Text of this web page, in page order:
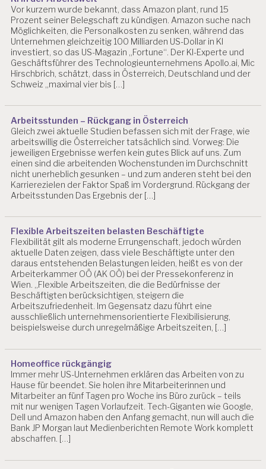
A
R
B
EI
T
S
W
IS
E
N
S
C
H
A
F
T
S
C
H
G
A
S
C
H
G
N
V
E
L
L
E
2
0
1
2
0
Vor kurzem wurde bekannt, dass Amazon plant, rund 15
Prozent seiner Belegschaft zu kündigen. Amazon suche nach
Möglichkeiten, die Personalkosten zu senken, während das
Unternehmen gleichzeitig 100 Milliarden US-Dollar in KI
investiert, so das US-Magazin „Fortune“. Der KI-Experte und
Geschäftsführer des Technologieunternehmens Apollo.ai, Mic
Hirschbrich, schätzt, dass in Österreich, Deutschland und der
Schweiz „maximal vier bis […]
Arbeitsstunden – Rückgang in Österreich
Gleich zwei aktuelle Studien befassen sich mit der Frage, wie
arbeitswillig die Österreicher tatsächlich sind. Vorweg: Die
jeweiligen Ergebnisse werfen kein gutes Blick auf uns. Zum
einen sind die arbeitenden Wochenstunden im Durchschnitt
nicht unerheblich gesunken – und zum anderen steht bei den
Karrierezielen der Faktor Spaß im Vordergrund. Rückgang der
Arbeitsstunden Das Ergebnis der […]
Flexible Arbeitszeiten belasten Beschäftigte
Flexibilität gilt als moderne Errungenschaft, jedoch würden
aktuelle Daten zeigen, dass viele Beschäftigte unter den
daraus entstehenden Belastungen leiden, heißt es von der
Arbeiterkammer OÖ (AK OÖ) bei der Pressekonferenz in
Wien. „Flexible Arbeitszeiten, die die Bedürfnisse der
Beschäftigten berücksichtigen, steigern die
Arbeitszufriedenheit. Im Gegensatz dazu führt eine
ausschließlich unternehmensorientierte Flexibilisierung,
beispielsweise durch unregelmäßige Arbeitszeiten, […]
Homeoffice rückgängig
Immer mehr US-Unternehmen erklären das Arbeiten von zu
Hause für beendet. Sie holen ihre Mitarbeiterinnen und
Mitarbeiter an fünf Tagen pro Woche ins Büro zurück – teils
mit nur wenigen Tagen Vorlaufzeit. Tech-Giganten wie Google,
Dell und Amazon haben den Anfang gemacht, nun will auch die
Bank JP Morgan laut Medienberichten Remote Work komplett
abschaffen. […]